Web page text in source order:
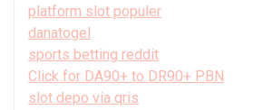
platform slot populer
danatogel
sports betting reddit
Click for DA90+ to DR90+ PBN
slot depo via qris